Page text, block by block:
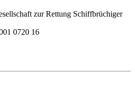
zur Rettung Schiffbrüchiger
0720 16